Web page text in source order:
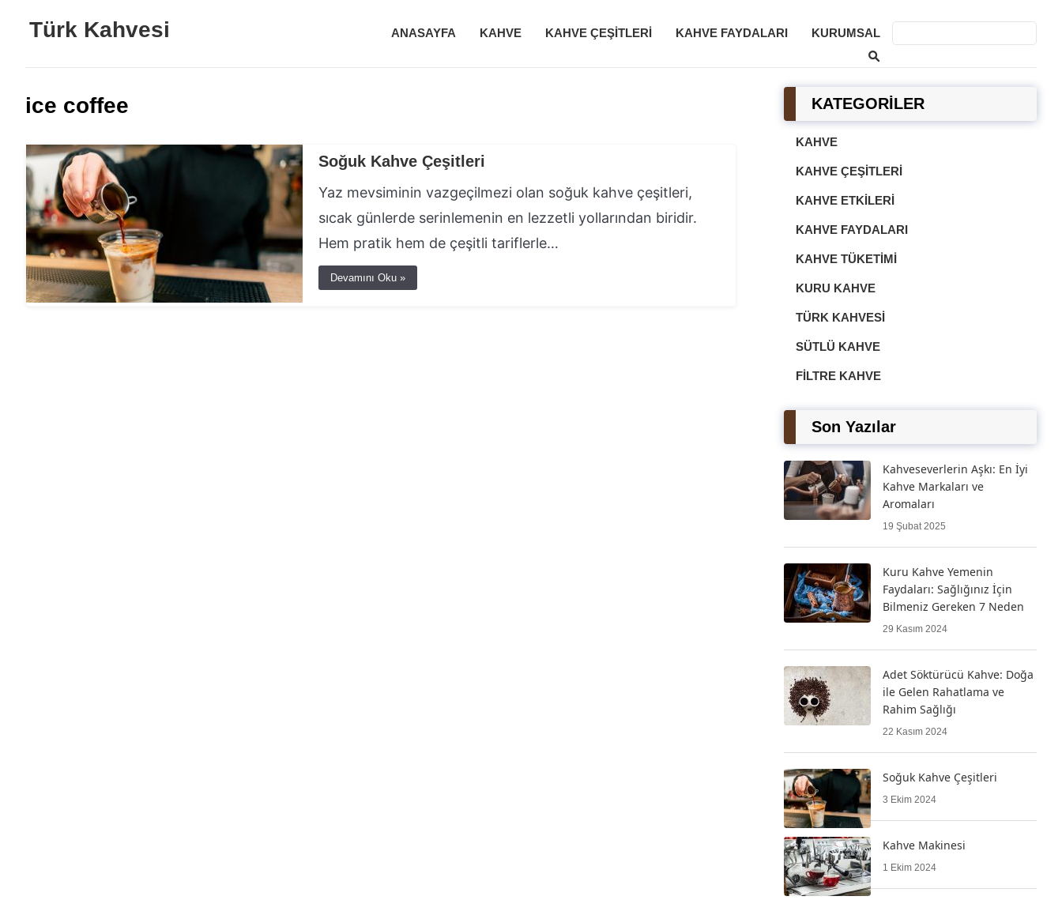
Türk Kahvesi ANASAYFA KAHVE KAHVE ÇEŞITLERI KAHVE FAYDALARI KURUMSAL
ice coffee
Soğuk Kahve Çeşitleri
Yaz mevsiminin vazgeçilmezi olan soğuk kahve çeşitleri,
sıcak günlerde serinlemenin en lezzetli yollarından biridir.
Hem pratik hem de çeşitli tariflerle…
Devamını Oku »
KATEGORİLER
KAHVE
KAHVE ÇEŞITLERI
KAHVE ETKILERI
KAHVE FAYDALARI
KAHVE TÜKETIMI
KURU KAHVE
TÜRK KAHVESI
SÜTLÜ KAHVE
FILTRE KAHVE
Son Yazılar
Kahveseverlerin Aşkı: En İyi
Kahve Markaları ve
Aromaları
19 Şubat 2025
Kuru Kahve Yemenin
Faydaları: Sağlığınız İçin
Bilmeniz Gereken 7 Neden
29 Kasım 2024
Adet Söktürücü Kahve: Doğa
ile Gelen Rahatlama ve
Rahim Sağlığı
22 Kasım 2024
Soğuk Kahve Çeşitleri
3 Ekim 2024
Kahve Makinesi
1 Ekim 2024